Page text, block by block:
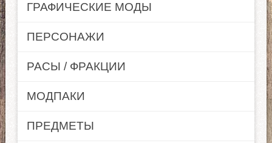
ГРАФИЧЕСКИЕ МОДЫ
ПЕРСОНАЖИ
РАСЫ / ФРАКЦИИ
МОДПАКИ
ПРЕДМЕТЫ